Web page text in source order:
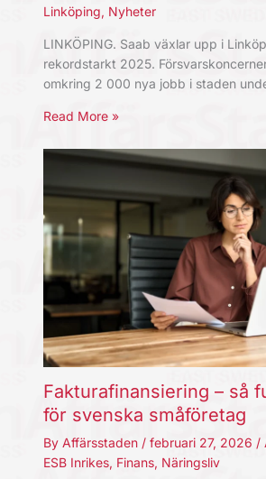
Linköping, Nyheter
LINKÖPING. Saab växlar upp i
rekordstarkt 2025.
omkring 2 000 nya jobb i staden
Read More »
Fakturafinansiering – så
för svenska småföretag
By Affärsstaden / februari 27, 2026 /
ESB Inrikes, Finans, Näringsliv